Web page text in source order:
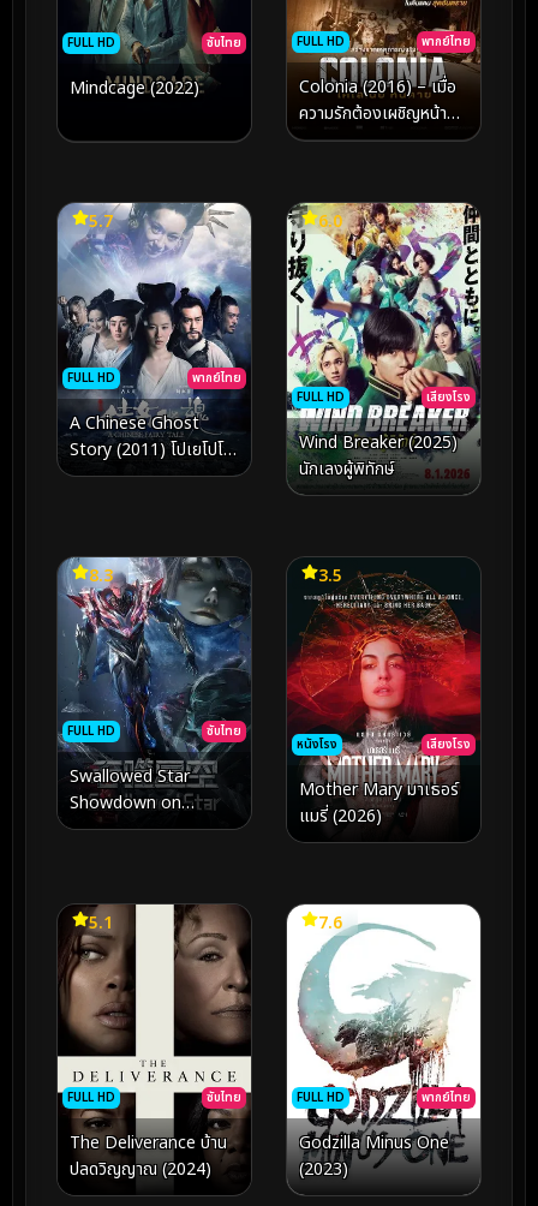
FULL HD ซับไทย
Mindcage (2022)
FULL HD พากย์ไทย
Colonia (2016) – เมื่อ
ความรักต้องเผชิญหน้ากับ
นรกบนดินในลัทธิทมิฬ
FULL HD พากย์ไทย
5.7
A Chinese Ghost
Story (2011) โปเยโปโล
เย
FULL HD เสียงโรง
6.0
Wind Breaker (2025)
นักเลงผู้พิทักษ์
FULL HD ซับไทย
8.3
Swallowed Star
Showdown on
Primeval Star (2026)
หนังโรง เสียงโรง
3.5
Mother Mary มาเธอร์
แมรี่ (2026)
FULL HD ซับไทย
5.1
The Deliverance บ้าน
ปลดวิญญาณ (2024)
FULL HD พากย์ไทย
7.6
Godzilla Minus One
(2023)